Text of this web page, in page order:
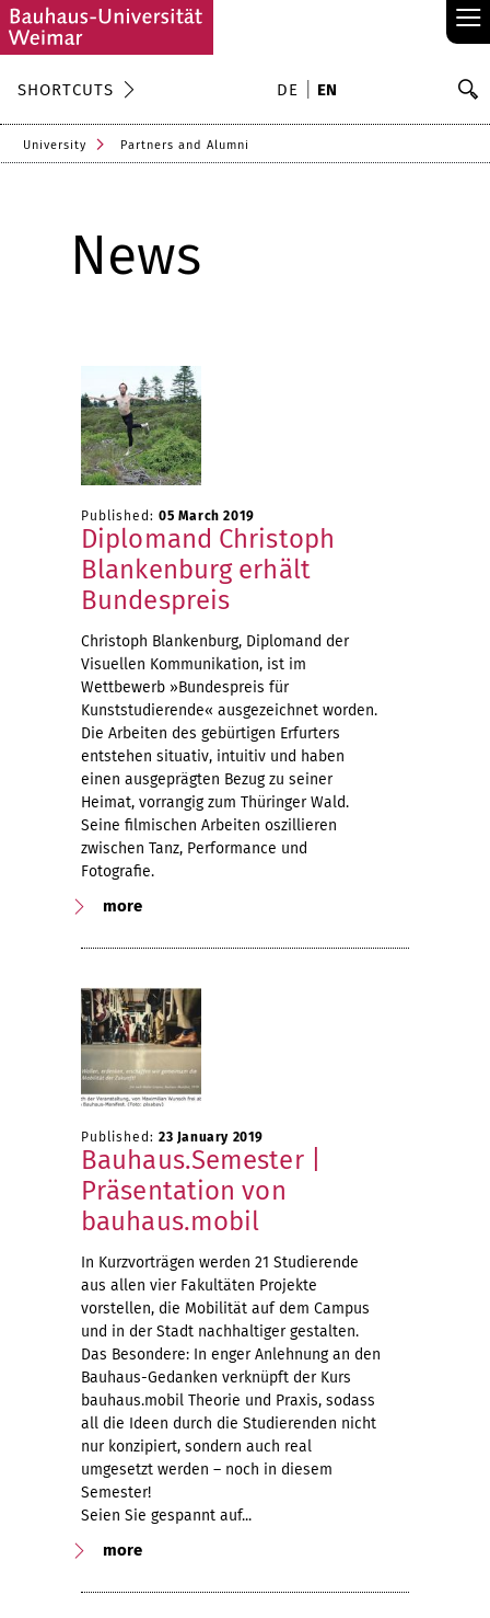
≡
SHORTCUTS DE EN
University Partners and Alumni
News
Published: 05 March 2019
Diplomand Christoph
Blankenburg erhält
Bundespreis
Christoph Blankenburg, Diplomand der
Visuellen Kommunikation, ist im
Wettbewerb »Bundespreis für
Kunststudierende« ausgezeichnet worden.
Die Arbeiten des gebürtigen Erfurters
entstehen situativ, intuitiv und haben
einen ausgeprägten Bezug zu seiner
Heimat, vorrangig zum Thüringer Wald.
Seine filmischen Arbeiten oszillieren
zwischen Tanz, Performance und
Fotografie.
more
Published: 23 January 2019
Bauhaus.Semester |
Präsentation von
bauhaus.mobil
In Kurzvorträgen werden 21 Studierende
aus allen vier Fakultäten Projekte
vorstellen, die Mobilität auf dem Campus
und in der Stadt nachhaltiger gestalten.
Das Besondere: In enger Anlehnung an den
Bauhaus-Gedanken verknüpft der Kurs
bauhaus.mobil Theorie und Praxis, sodass
all die Ideen durch die Studierenden nicht
nur konzipiert, sondern auch real
umgesetzt werden – noch in diesem
Semester!
Seien Sie gespannt auf...
more